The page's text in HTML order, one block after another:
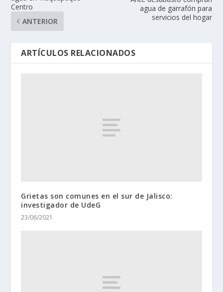
Centro
ANTERIOR
agua de garrafón para
servicios del hogar
ARTÍCULOS RELACIONADOS
Grietas son comunes en el sur de Jalisco:
investigador de UdeG
23/06/2021